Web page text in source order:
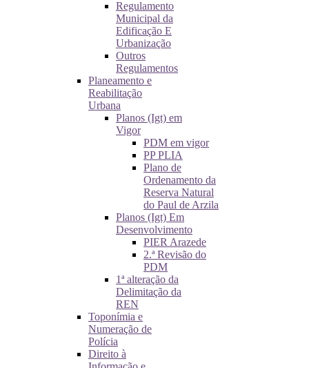
Regulamento
Municipal da
Edificação E
Urbanização
Outros
Regulamentos
Planeamento e
Reabilitação
Urbana
Planos (Igt) em
Vigor
PDM em vigor
PP PLIA
Plano de
Ordenamento da
Reserva Natural
do Paul de Arzila
Planos (Igt) Em
Desenvolvimento
PIER Arazede
2.ª Revisão do
PDM
1ª alteração da
Delimitação da
REN
Toponímia e
Numeração de
Polícia
Direito à